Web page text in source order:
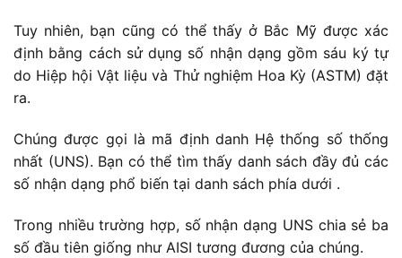
Tuy nhiên, bạn cũng có thể thấy ở Bắc Mỹ được xác
định bằng cách sử dụng số nhận dạng gồm sáu ký tự
do Hiệp hội Vật liệu và Thử nghiệm Hoa Kỳ (ASTM) đặt
ra.
Chúng được gọi là mã định danh Hệ thống số thống
nhất (UNS). Bạn có thể tìm thấy danh sách đầy đủ các
số nhận dạng phổ biến tại danh sách phía dưới .
Trong nhiều trường hợp, số nhận dạng UNS chia sẻ ba
số đầu tiên giống như AISI tương đương của chúng.